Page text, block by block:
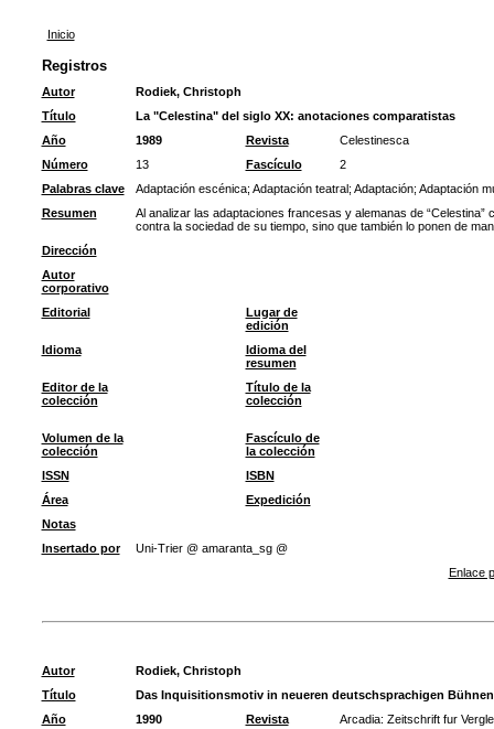
Inicio
Registros
Autor
Rodiek, Christoph
Título
La "Celestina" del siglo XX: anotaciones comparatistas
Año
1989 Revista
Celestinesca
Número
13 Fascículo
2
Palabras clave
Adaptación escénica; Adaptación teatral; Adaptación; Adaptación
Resumen
Al analizar las adaptaciones francesas y alemanas de
contra la sociedad de su tiempo, sino que también lo ponen de
Dirección
Autor
corporativo
Editorial
Lugar de
edición
Idioma
Idioma del
resumen
Editor de la
colección
Título de la
colección
Volumen de la
colección
Fascículo de
la colección
ISSN
ISBN
Área
Expedición
Notas
Insertado por
Uni-Trier @ amaranta_sg @
Enlace
Autor
Rodiek, Christoph
Título
Das Inquisitionsmotiv in neueren deutschsprachigen
Año
1990 Revista
Arcadia: Zeitschrift fur